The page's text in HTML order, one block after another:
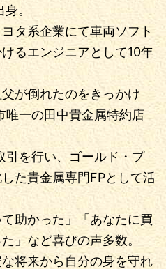
。
タ系企業にて車両ソフト
るエンジニアとして10年
が倒れたのをきっかけ
唯一の田中貴金属特約店
を行い、ゴールド・プ
た貴金属専門FPとして活
助かった」「あなたに買
」など喜びの声多数。
将来から自分の身を守れ